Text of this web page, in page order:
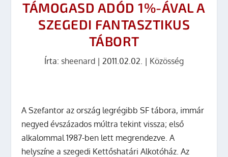
TÁMOGASD ADÓD 1%-ÁVAL A
SZEGEDI FANTASZTIKUS
TÁBORT
Írta: sheenard | 2011.02.02. | Közösség
A Szefantor az ország legrégibb SF tábora, immár
negyed évszázados múltra tekint vissza; első
alkalommal 1987-ben lett megrendezve. A
helyszíne a szegedi Kettőshatári Alkotóház. Az